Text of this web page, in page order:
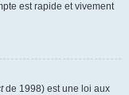
est rapide et vivement
de 1998) est une loi aux